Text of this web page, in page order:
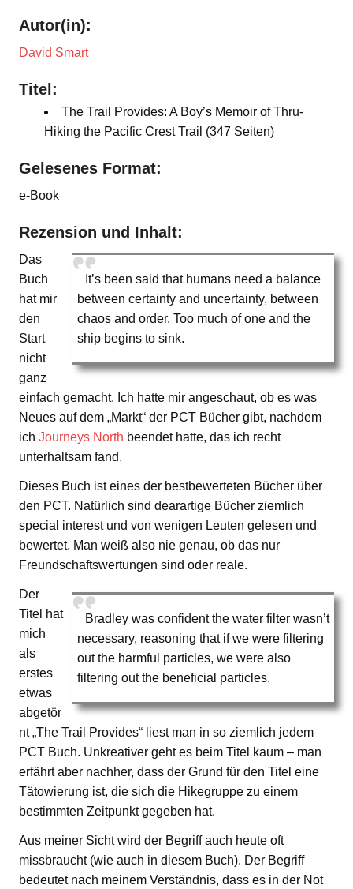
Autor(in):
David Smart
Titel:
The Trail Provides: A Boy’s Memoir of Thru-
Hiking the Pacific Crest Trail (347 Seiten)
Gelesenes Format:
e-Book
Rezension und Inhalt:
It’s been said that humans need a balance
between certainty and uncertainty, between
chaos and order. Too much of one and the
ship begins to sink.
Das
Buch
hat mir
den
Start
nicht
ganz
einfach gemacht. Ich hatte mir angeschaut, ob es was
Neues auf dem „Markt“ der PCT Bücher gibt, nachdem
ich Journeys North beendet hatte, das ich recht
unterhaltsam fand.
Dieses Buch ist eines der bestbewerteten Bücher über
den PCT. Natürlich sind dearartige Bücher ziemlich
special interest und von wenigen Leuten gelesen und
bewertet. Man weiß also nie genau, ob das nur
Freundschaftswertungen sind oder reale.
Bradley was confident the water filter wasn’t
necessary, reasoning that if we were filtering
out the harmful particles, we were also
filtering out the beneficial particles.
Der
Titel hat
mich
als
erstes
etwas
abgetör
nt „The Trail Provides“ liest man in so ziemlich jedem
PCT Buch. Unkreativer geht es beim Titel kaum – man
erfährt aber nachher, dass der Grund für den Titel eine
Tätowierung ist, die sich die Hikegruppe zu einem
bestimmten Zeitpunkt gegeben hat.
Aus meiner Sicht wird der Begriff auch heute oft
missbraucht (wie auch in diesem Buch). Der Begriff
bedeutet nach meinem Verständnis, dass es in der Not